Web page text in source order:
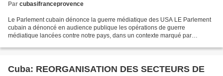
Par cubasifranceprovence
Le Parlement cubain dénonce la guerre médiatique des USA LE Parlement
cubain a dénoncé en audience publique les opérations de guerre
médiatique lancées contre notre pays, dans un contexte marqué par
Cuba: REORGANISATION DES SECTEURS DE